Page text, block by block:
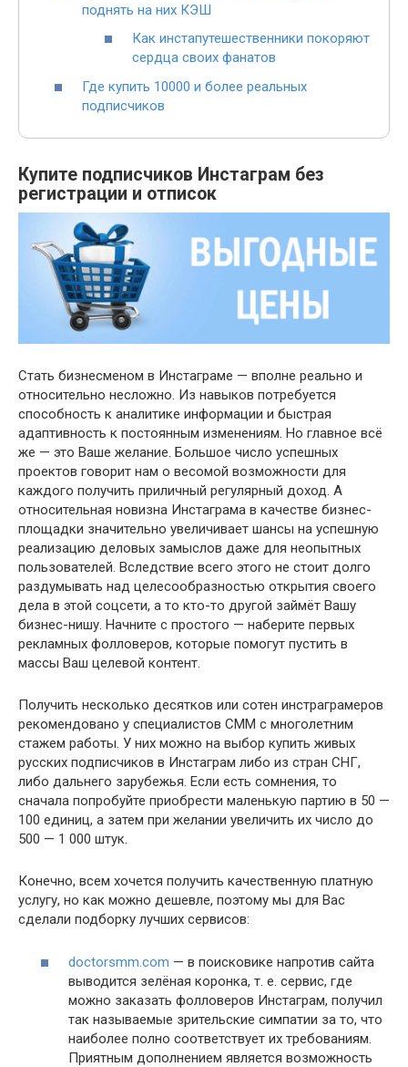
поднять на них КЭШ
Как инстапутешественники покоряют
сердца своих фанатов
Где купить 10000 и более реальных
подписчиков
Купите подписчиков Инстаграм без
регистрации и отписок
Стать бизнесменом в Инстаграме — вполне реально и
относительно несложно. Из навыков потребуется
способность к аналитике информации и быстрая
адаптивность к постоянным изменениям. Но главное всё
же — это Ваше желание. Большое число успешных
проектов говорит нам о весомой возможности для
каждого получить приличный регулярный доход. А
относительная новизна Инстаграма в качестве бизнес-
площадки значительно увеличивает шансы на успешную
реализацию деловых замыслов даже для неопытных
пользователей. Вследствие всего этого не стоит долго
раздумывать над целесообразностью открытия своего
дела в этой соцсети, а то кто-то другой займёт Вашу
бизнес-нишу. Начните с простого — наберите первых
рекламных фолловеров, которые помогут пустить в
массы Ваш целевой контент.
Получить несколько десятков или сотен инстраграмеров
рекомендовано у специалистов СММ с многолетним
стажем работы. У них можно на выбор купить живых
русских подписчиков в Инстаграм либо из стран СНГ,
либо дальнего зарубежья. Если есть сомнения, то
сначала попробуйте приобрести маленькую партию в 50 —
100 единиц, а затем при желании увеличить их число до
500 — 1 000 штук.
Конечно, всем хочется получить качественную платную
услугу, но как можно дешевле, поэтому мы для Вас
сделали подборку лучших сервисов:
doctorsmm.com — в поисковике напротив сайта
выводится зелёная коронка, т. е. сервис, где
можно заказать фолловеров Инстаграм, получил
так называемые зрительские симпатии за то, что
наиболее полно соответствует их требованиям.
Приятным дополнением является возможность